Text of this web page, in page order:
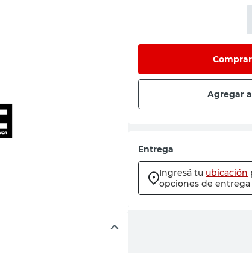
Agregar
Entrega
Ingresá tu ubicación
opciones de entrega